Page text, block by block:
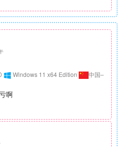
Windows 11 x64 Edition
中国–
啊